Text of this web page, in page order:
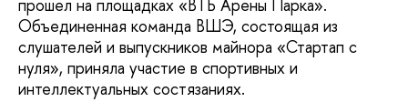
прошел на площадках «ВТБ Арены Парка».
Объединенная команда ВШЭ, состоящая из
слушателей и выпускников майнора «Стартап с
нуля», приняла участие в спортивных и
интеллектуальных состязаниях.